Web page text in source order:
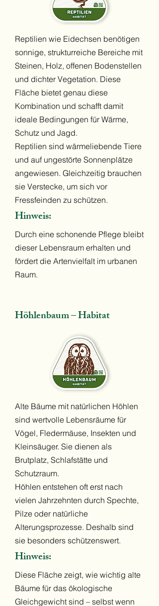
Reptilien wie Eidechsen benötigen
sonnige, strukturreiche Bereiche mit
Steinen, Holz, offenen Bodenstellen
und dichter Vegetation. Diese
Fläche bietet genau diese
Kombination und schafft damit
ideale Bedingungen für Wärme,
Schutz und Jagd.
Reptilien sind wärmeliebende Tiere
und auf ungestörte Sonnenplätze
angewiesen. Gleichzeitig brauchen
sie Verstecke, um sich vor
Fressfeinden zu schützen.
Hinweis:
Durch eine schonende Pflege bleibt
dieser Lebensraum erhalten und
fördert die Artenvielfalt im urbanen
Raum.
Höhlenbaum – Habitat
Alte Bäume mit natürlichen Höhlen
sind wertvolle Lebensräume für
Vögel, Fledermäuse, Insekten und
Kleinsäuger. Sie dienen als
Brutplatz, Schlafstätte und
Schutzraum.
Höhlen entstehen oft erst nach
vielen Jahrzehnten durch Spechte,
Pilze oder natürliche
Alterungsprozesse. Deshalb sind
sie besonders schützenswert.
Hinweis:
Diese Fläche zeigt, wie wichtig alte
Bäume für das ökologische
Gleichgewicht sind – selbst wenn